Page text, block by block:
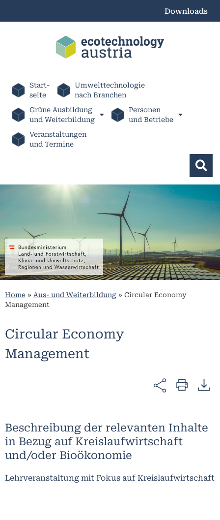
Downloads
Start-
seite
Umwelttechnologie
nach Branchen
Grüne Ausbildung
und Weiterbildung
Personen
und Betriebe
Veranstaltungen
und Termine
Home » Aus- und Weiterbildung » Circular Economy
Management
Circular Economy
Management
Beschreibung der relevanten Inhalte
in Bezug auf Kreislaufwirtschaft
und/oder Bioökonomie
Lehrveranstaltung mit Fokus auf Kreislaufwirtschaft